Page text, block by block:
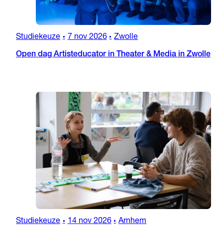
Studiekeuze • 7 nov 2026 • Zwolle
Open dag Artisteducator in Theater & Media in Zwolle
Studiekeuze • 14 nov 2026 • Arnhem